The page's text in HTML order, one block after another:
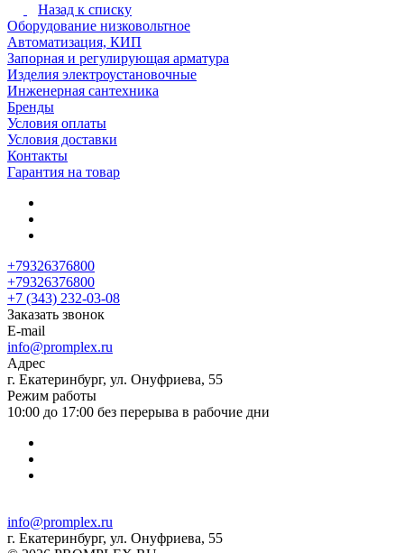
Назад к списку
Оборудование низковольтное
Автоматизация, КИП
Запорная и регулирующая арматура
Изделия электроустановочные
Инженерная сантехника
Бренды
Условия оплаты
Условия доставки
Контакты
Гарантия на товар
+79326376800
+79326376800
+7 (343) 232-03-08
Заказать звонок
E-mail
info@promplex.ru
Адрес
г. Екатеринбург, ул. Онуфриева, 55
Режим работы
10:00 до 17:00 без перерыва в рабочие дни
info@promplex.ru
г. Екатеринбург, ул. Онуфриева, 55